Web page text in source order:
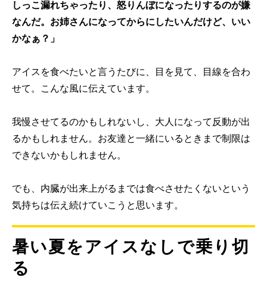
しっこ漏れちゃったり、怒りんぼになったりするのが嫌
なんだ。お姉さんになってからにしたいんだけど、いい
かなぁ？」
アイスを食べたいと言うたびに、目を見て、目線を合わ
せて。こんな風に伝えています。
我慢させてるのかもしれないし、大人になって反動が出
るかもしれません。お友達と一緒にいるときまで制限は
できないかもしれません。
でも、内臓が出来上がるまでは食べさせたくないという
気持ちは伝え続けていこうと思います。
暑い夏をアイスなしで乗り切
る